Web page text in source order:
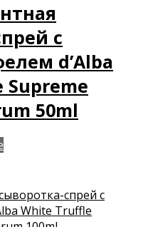
с
d’Alba
50ml